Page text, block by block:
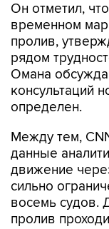
Он отметил,
временном
пролив,
рядом
Омана
консультаций
определен.
Между тем,
данные
движение
сильно
восемь судов.
пролив